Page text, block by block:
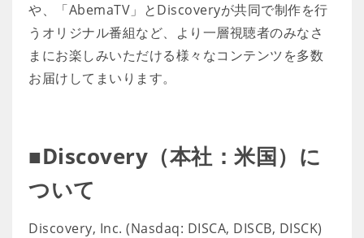
や、「AbemaTV」とDiscoveryが共同で制作を行
うオリジナル番組など、より一層視聴者のみなさ
まにお楽しみいただける様々なコンテンツを多数
お届けしてまいります。
■Discovery（本社：米国）に
ついて
Discovery, Inc. (Nasdaq: DISCA, DISCB, DISCK)